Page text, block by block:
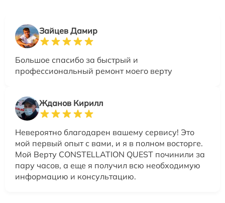
Зайцев Дамир
Большое спасибо за быстрый и
профессиональный ремонт моего верту
Жданов Кирилл
Невероятно благодарен вашему сервису! Это
мой первый опыт с вами, и я в полном восторге.
Мой Верту CONSTELLATION QUEST починили за
пару часов, а еще я получил всю необходимую
информацию и консультацию.